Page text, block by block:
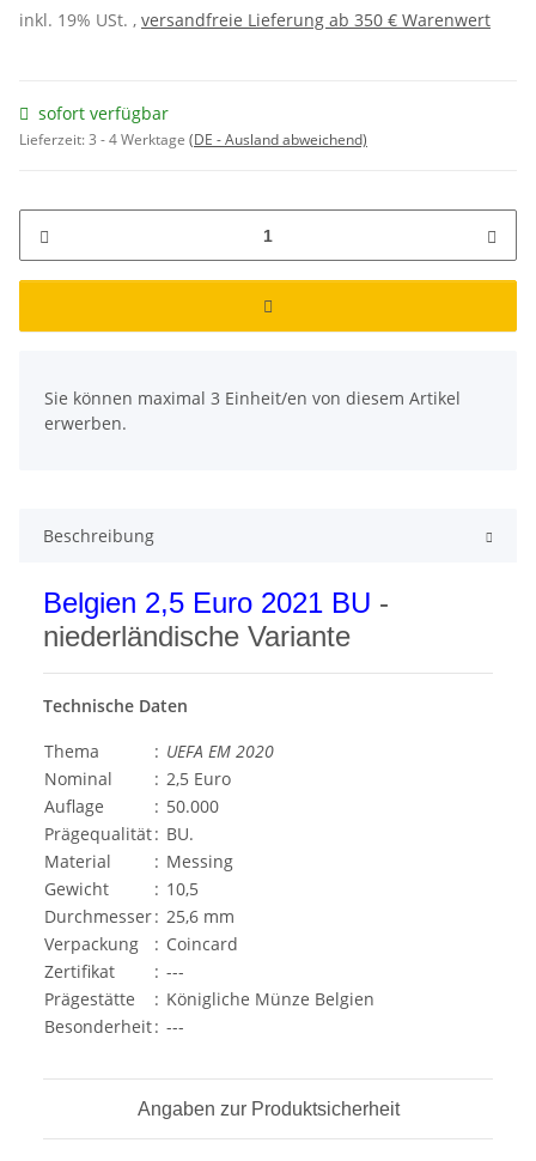
inkl. 19% USt. , versandfreie Lieferung ab 350 € Warenwert
sofort verfügbar
Lieferzeit:3 - 4 Werktage (DE - Ausland abweichend)
Sie können maximal 3 Einheit/en von diesem Artikel
erwerben.
Beschreibung
Belgien 2,5 Euro 2021 BU -
niederländische Variante
Technische Daten
Thema
: UEFA EM 2020
Nominal
: 2,5 Euro
Auflage
: 50.000
Prägequalität: BU.
Material
: Messing
Gewicht
: 10,5
Durchmesser: 25,6 mm
Verpackung
: Coincard
Zertifikat
: ---
Prägestätte
: Königliche Münze Belgien
Besonderheit: ---
Angaben zur Produktsicherheit